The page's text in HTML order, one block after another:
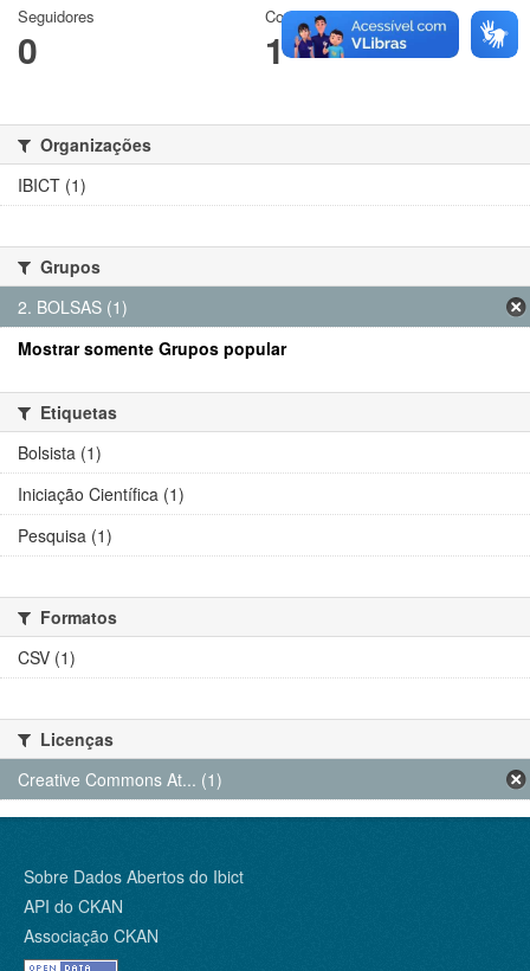
Seguidores
0
Conjuntos de dados
1
Organizações
IBICT (1)
Grupos
2. BOLSAS (1)
Mostrar somente Grupos popular
Etiquetas
Bolsista (1)
Iniciação Científica (1)
Pesquisa (1)
Formatos
CSV (1)
Licenças
Creative Commons At... (1)
Sobre Dados Abertos do Ibict
API do CKAN
Associação CKAN